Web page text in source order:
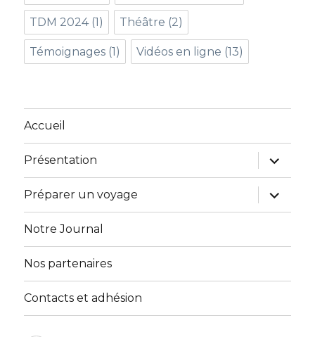
TDM 2024(1) Théâtre (2)
Témoignages (1) Vidéos en ligne (13)
Accueil
Présentation
ouvrir
le
sous-
menu
Préparer un voyage
ouvrir
le
sous-
Notre Journal
Nos partenaires
Contacts et adhésion